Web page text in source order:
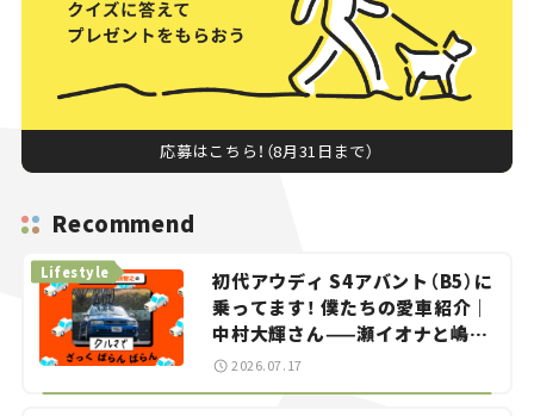
応募はこちら！（8月31日まで）
Recommend
初代アウディ S4アバント（B5）に
乗ってます！ 僕たちの愛車紹介｜
中村大輝さん——瀬イオナと嶋田
智之の「クルマでざっくばらんば
らん！」＃20
Lifestyle
2026.07.17